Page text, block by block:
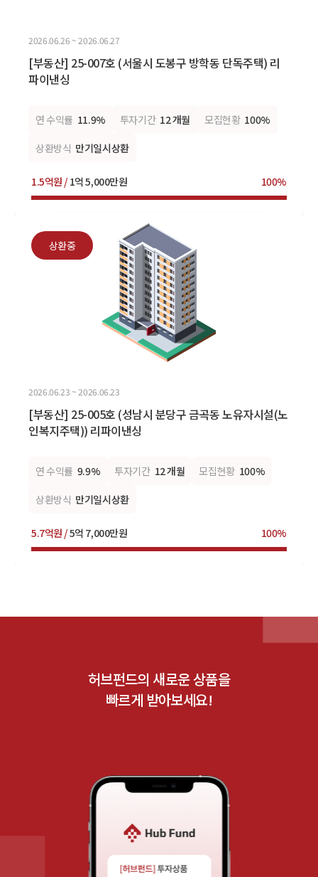
2026.06.26 ~ 2026.06.27
[부동산] 25-007호 (서울시 도봉구 방학동 단독주택) 리
파이낸싱
연 수익률 11.9% 투자기간 12 개월 모집현황 100%
상환방식 만기일시상환
1.5억원 / 1억 5,000만원 100%
상환중
2026.06.23 ~ 2026.06.23
[부동산] 25-005호 (성남시 분당구 금곡동 노유자시설(노
인복지주택)) 리파이낸싱
연 수익률 9.9% 투자기간 12 개월 모집현황 100%
상환방식 만기일시상환
5.7억원 /5억 7,000만원 100%
허브펀드의 새로운 상품을
빠르게 받아보세요!